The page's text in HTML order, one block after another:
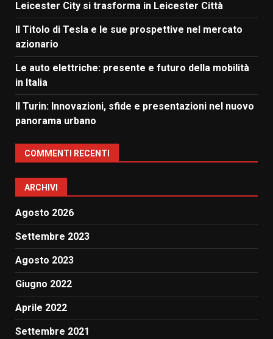
Leicester City si trasforma in Leicester Città
Il Titolo di Tesla e le sue prospettive nel mercato
azionario
Le auto elettriche: presente e futuro della mobilità
in Italia
Il Turin: Innovazioni, sfide e presentazioni nel nuovo
panorama urbano
COMMENTI RECENTI
ARCHIVI
Agosto 2026
Settembre 2023
Agosto 2023
Giugno 2022
Aprile 2022
Settembre 2021